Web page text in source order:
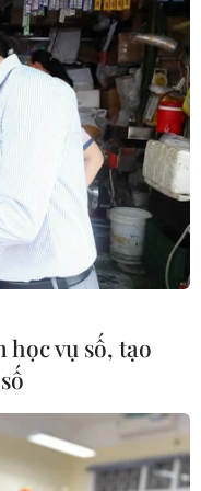
vụ
Độ
vụ số, tạo